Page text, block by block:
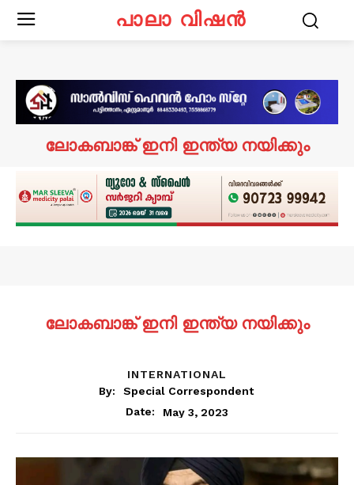
പാലാ വിഷൻ
ലോകബാങ്ക് ഇനി ഇന്ത്യ നയിക്കും
ലോകബാങ്ക് ഇനി ഇന്ത്യ നയിക്കും
INTERNATIONAL
By:
Special Correspondent
Date:
May 3, 2023